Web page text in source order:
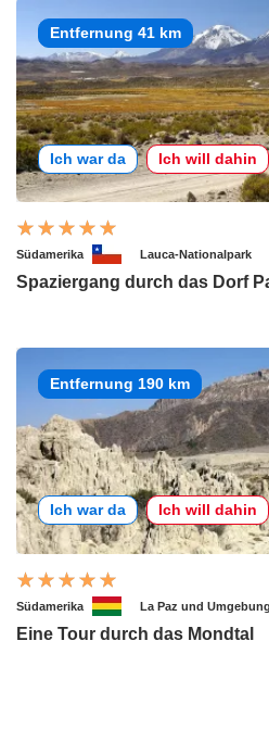
Entfernung 41 km
Ich war da Ich will dahin
Südamerika Lauca-Nationalpark
Spaziergang durch das Dorf
Entfernung 190 km
Ich war da Ich will dahin
Südamerika La Paz und Umgebung
Eine Tour durch das Mondtal